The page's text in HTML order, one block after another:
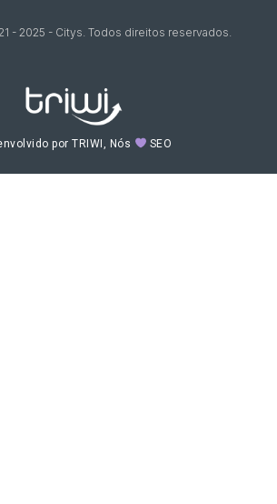
- 2025 - Citys. Todos direitos reservados.
por TRIWI, Nós SEO